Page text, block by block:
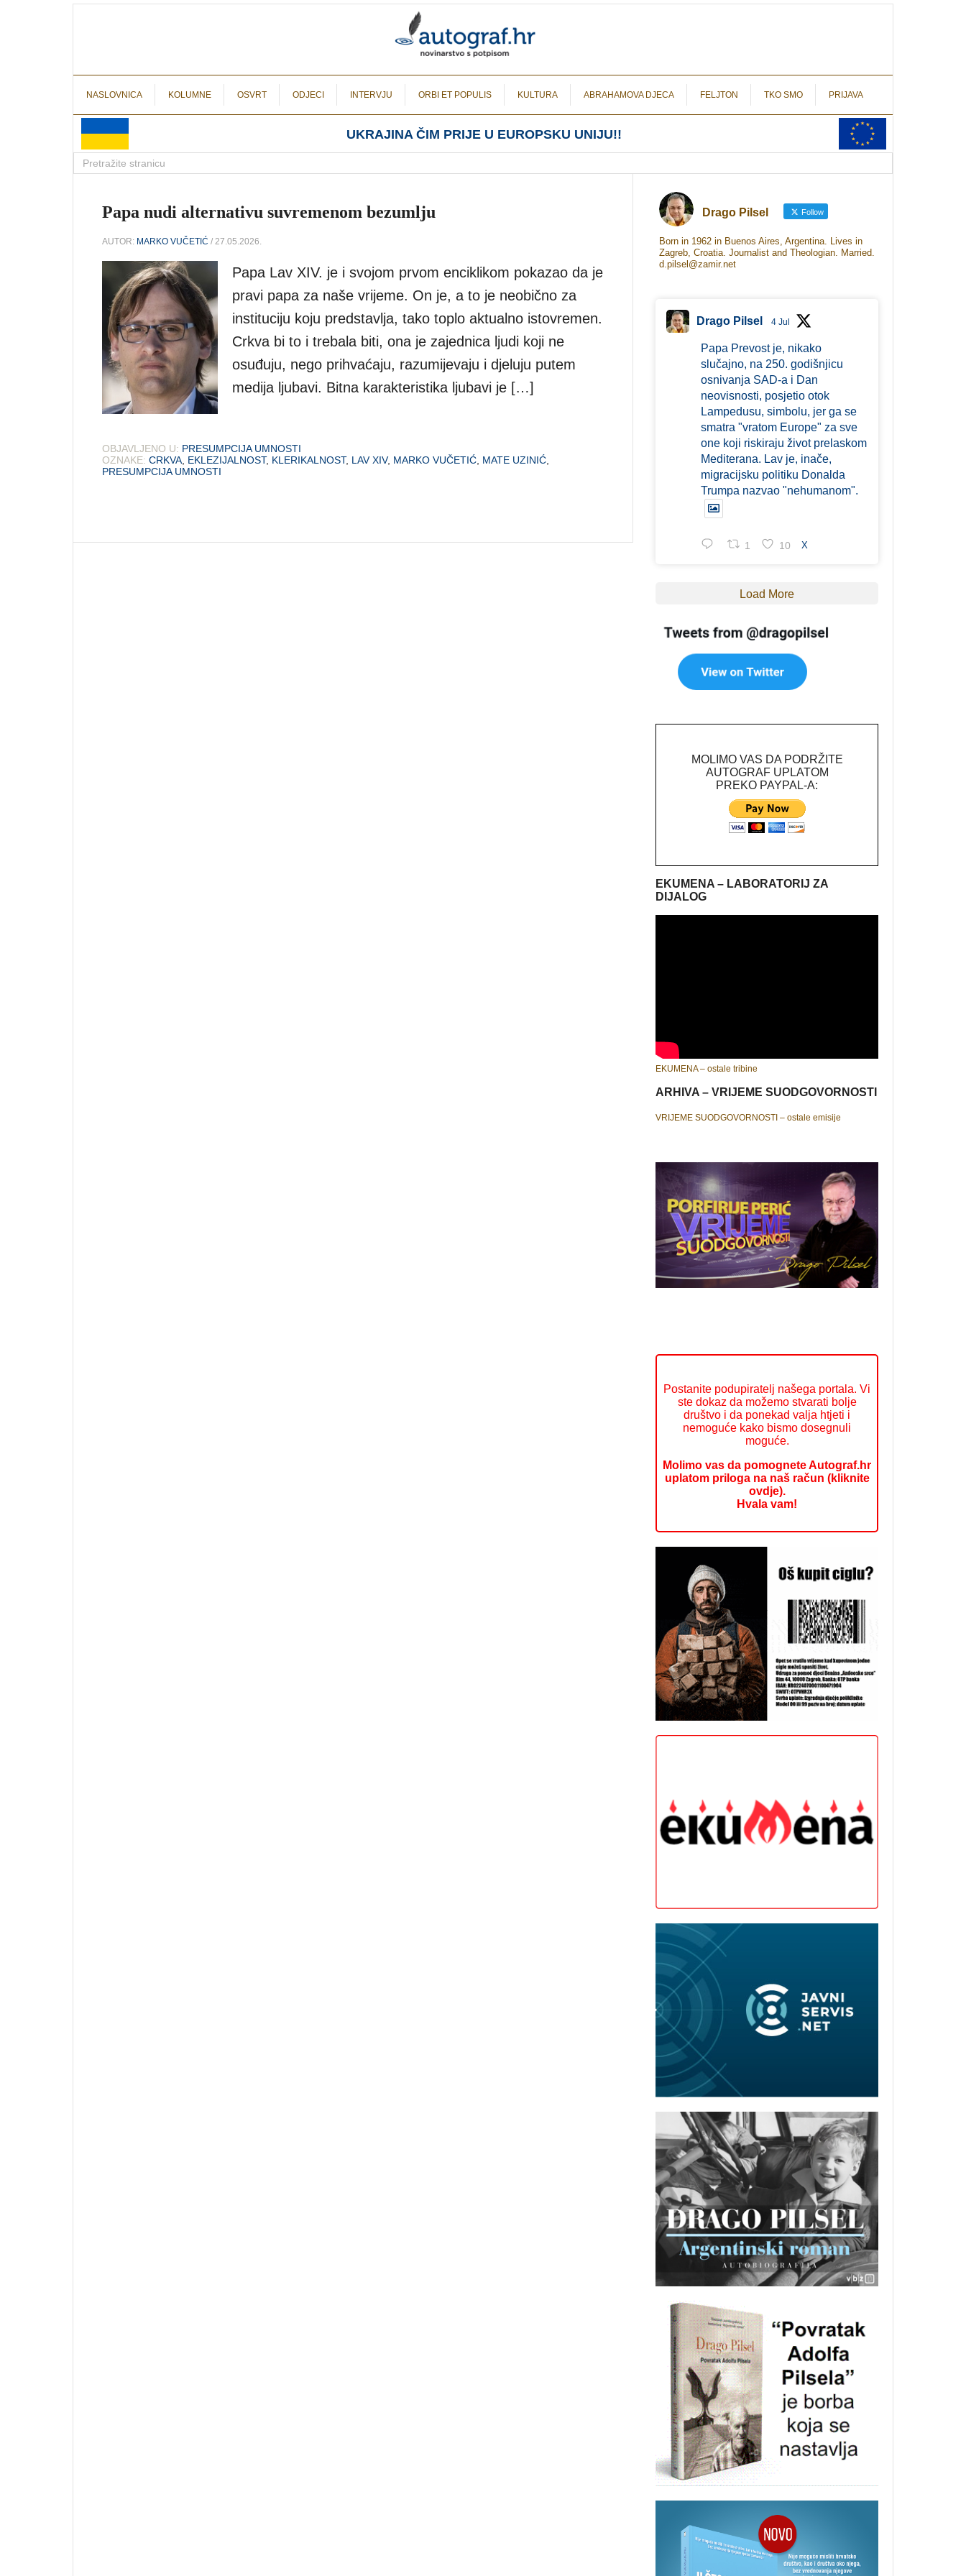
NASLOVNICA KOLUMNE OSVRT ODJECI INTERVJU ORBI ET POPULIS KULTURA ABRAHAMOVA DJECA FELJTON TKO SMO PRIJAVA
UKRAJINA ČIM PRIJE U EUROPSKU UNIJU!!
Papa nudi alternativu suvremenom bezumlju
AUTOR: MARKO VUČETIĆ / 27.05.2026.
Papa Lav XIV. je i svojom prvom enciklikom pokazao da je
pravi papa za naše vrijeme. On je, a to je neobično za
instituciju koju predstavlja, tako toplo aktualno istovremen.
Crkva bi to i trebala biti, ona je zajednica ljudi koji ne
osuđuju, nego prihvaćaju, razumijevaju i djeluju putem
medija ljubavi. Bitna karakteristika ljubavi je […]
OBJAVLJENO U: PRESUMPCIJA UMNOSTI
OZNAKE: CRKVA, EKLEZIJALNOST, KLERIKALNOST, LAV XIV, MARKO VUČETIĆ, MATE UZINIĆ,
PRESUMPCIJA UMNOSTI
Drago Pilsel Follow
Born in 1962 in Buenos Aires, Argentina. Lives in
Zagreb, Croatia. Journalist and Theologian. Married.
d.pilsel@zamir.net
Drago Pilsel 4 Jul
Papa Prevost je, nikako
slučajno, na 250. godišnjicu
osnivanja SAD-a i Dan
neovisnosti, posjetio otok
Lampedusu, simbolu, jer ga se
smatra "vratom Europe" za sve
one koji riskiraju život prelaskom
Mediterana. Lav je, inače,
migracijsku politiku Donalda
Trumpa nazvao "nehumanom".
1 10 X
Load More
MOLIMO VAS DA PODRŽITE
AUTOGRAF UPLATOM
PREKO PAYPAL-A:
EKUMENA – LABORATORIJ ZA
DIJALOG
EKUMENA – ostale tribine
ARHIVA – VRIJEME SUODGOVORNOSTI
VRIJEME SUODGOVORNOSTI – ostale emisije
Postanite podupiratelj našega portala. Vi
ste dokaz da možemo stvarati bolje
društvo i da ponekad valja htjeti i
nemoguće kako bismo dosegnuli
moguće.
Molimo vas da pomognete Autograf.hr
uplatom priloga na naš račun (kliknite
ovdje).
Hvala vam!